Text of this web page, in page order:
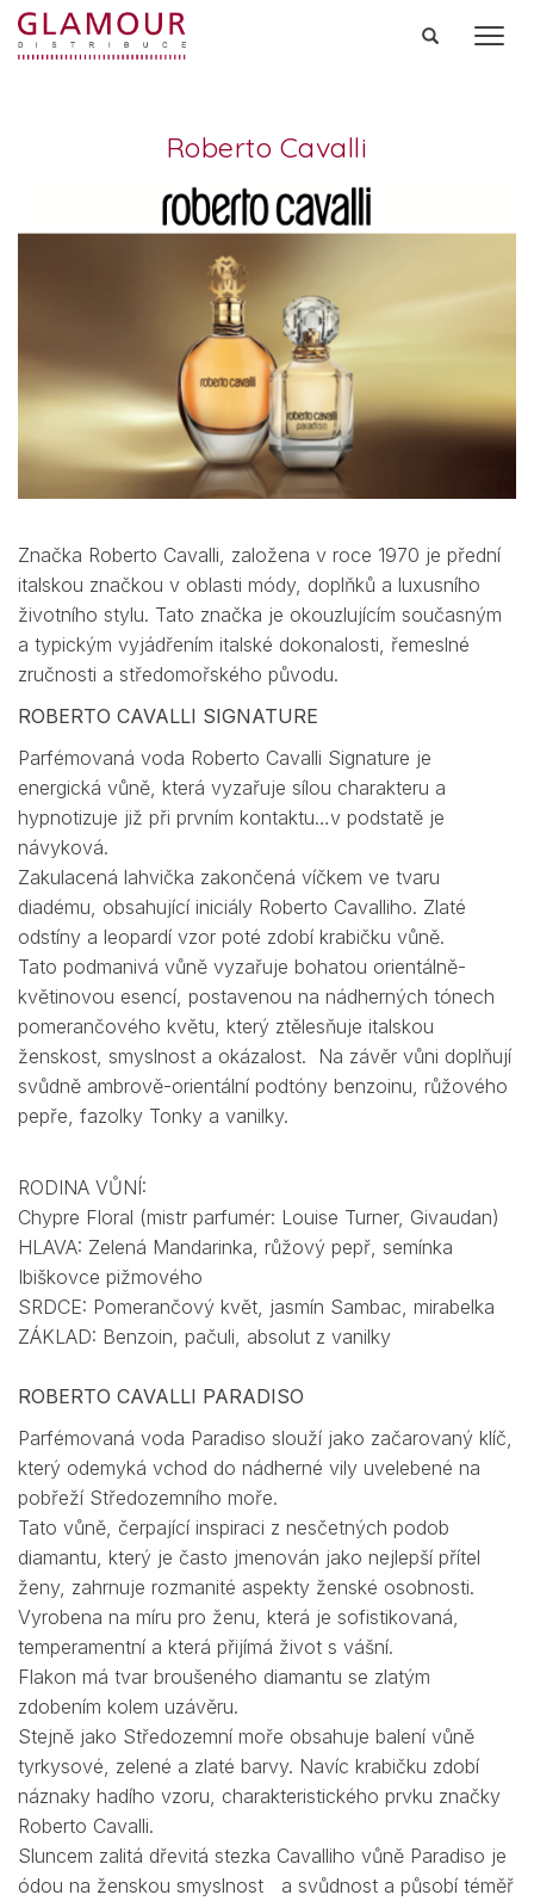
Roberto Cavalli
Značka Roberto Cavalli, založena v roce 1970 je přední
italskou značkou v oblasti módy, doplňků a luxusního
životního stylu. Tato značka je okouzlujícím současným
a typickým vyjádřením italské dokonalosti, řemeslné
zručnosti a středomořského původu.
ROBERTO CAVALLI SIGNATURE
Parfémovaná voda Roberto Cavalli Signature je
energická vůně, která vyzařuje sílou charakteru a
hypnotizuje již při prvním kontaktu…v podstatě je
návyková.
Zakulacená lahvička zakončená víčkem ve tvaru
diadému, obsahující iniciály Roberto Cavalliho. Zlaté
odstíny a leopardí vzor poté zdobí krabičku vůně.
Tato podmanivá vůně vyzařuje bohatou orientálně-
květinovou esencí, postavenou na nádherných tónech
pomerančového květu, který ztělesňuje italskou
ženskost, smyslnost a okázalost. Na závěr vůni doplňují
svůdně ambrově-orientální podtóny benzoinu, růžového
pepře, fazolky Tonky a vanilky.
RODINA VŮNÍ:
Chypre Floral (mistr parfumér: Louise Turner, Givaudan)
HLAVA: Zelená Mandarinka, růžový pepř, semínka
Ibiškovce pižmového
SRDCE: Pomerančový květ, jasmín Sambac, mirabelka
ZÁKLAD: Benzoin, pačuli, absolut z vanilky
ROBERTO CAVALLI PARADISO
Parfémovaná voda Paradiso slouží jako začarovaný klíč,
který odemyká vchod do nádherné vily uvelebené na
pobřeží Středozemního moře.
Tato vůně, čerpající inspiraci z nesčetných podob
diamantu, který je často jmenován jako nejlepší přítel
ženy, zahrnuje rozmanité aspekty ženské osobnosti.
Vyrobena na míru pro ženu, která je sofistikovaná,
temperamentní a která přijímá život s vášní.
Flakon má tvar broušeného diamantu se zlatým
zdobením kolem uzávěru.
Stejně jako Středozemní moře obsahuje balení vůně
tyrkysové, zelené a zlaté barvy. Navíc krabičku zdobí
náznaky hadího vzoru, charakteristického prvku značky
Roberto Cavalli.
Sluncem zalitá dřevitá stezka Cavalliho vůně Paradiso je
ódou na ženskou smyslnost a svůdnost a působí téměř